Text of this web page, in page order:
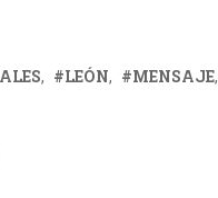
LEÓN MENSAJE